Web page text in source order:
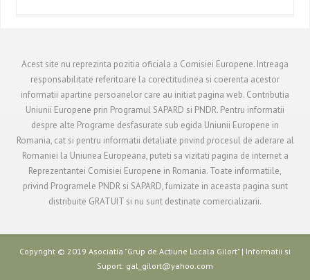
Acest site nu reprezinta pozitia oficiala a Comisiei Europene. Intreaga
responsabilitate referitoare la corectitudinea si coerenta acestor
informatii apartine persoanelor care au initiat pagina web. Contributia
Uniunii Europene prin Programul SAPARD si PNDR. Pentru informatii
despre alte Programe desfasurate sub egida Uniunii Europene in
Romania, cat si pentru informatii detaliate privind procesul de aderare al
Romaniei la Uniunea Europeana, puteti sa vizitati pagina de internet a
Reprezentantei Comisiei Europene in Romania. Toate informatiile,
privind Programele PNDR si SAPARD, furnizate in aceasta pagina sunt
distribuite GRATUIT si nu sunt destinate comercializarii.
Copyright © 2019 Asociatia "Grup de Actiune Locala Gilort" | Informatii si
Suport: gal_gilort@yahoo.com